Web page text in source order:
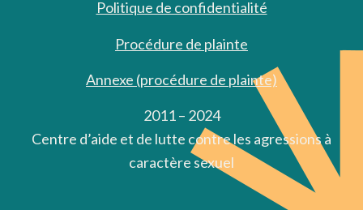
Politique de confidentialité
Procédure de plainte
Annexe (procédure de plainte)
2011 – 2024
Centre d’aide et de lutte contre les agressions à
caractère sexuel